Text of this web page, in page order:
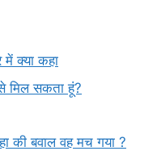
में क्या कहा
मिल सकता हूं?
की बवाल वह मच गया ?